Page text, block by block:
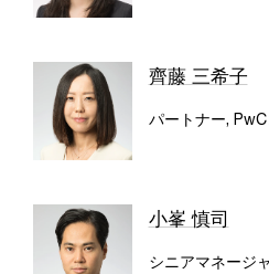
齊藤 三希子
パートナー,
小峯 慎司
シニアマネージ